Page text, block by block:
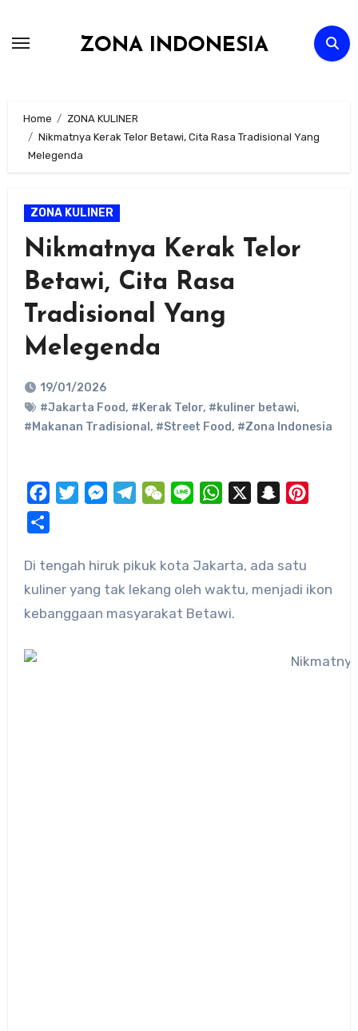
ZONA INDONESIA
Home
ZONA KULINER
Nikmatnya Kerak Telor Betawi, Cita Rasa Tradisional Yang
Melegenda
ZONA KULINER
Nikmatnya Kerak Telor
Betawi, Cita Rasa
Tradisional Yang
Melegenda
19/01/2026
#Jakarta Food, #Kerak Telor, #kuliner betawi,
#Makanan Tradisional , #Street Food, #Zona Indonesia
FacebookTwitterMessengerTelegramWeChat
Line WhatsApp Snapchat
kuliner yang tak lekang oleh waktu, menjadi ikon
kebanggaan masyarakat Betawi.​